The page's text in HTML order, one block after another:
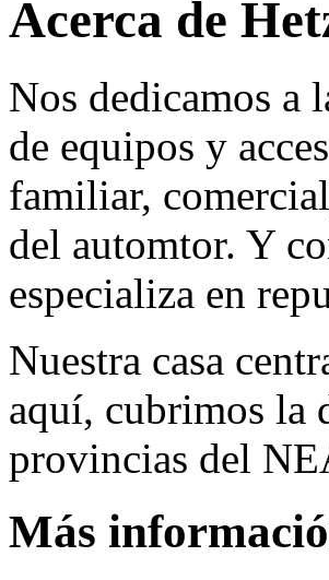
Acerca de
Nos dedicamos a
de equipos y
familiar,
del automtor. Y
especializa en
Nuestra casa
aquí, cubrimos la
provincias del
Más